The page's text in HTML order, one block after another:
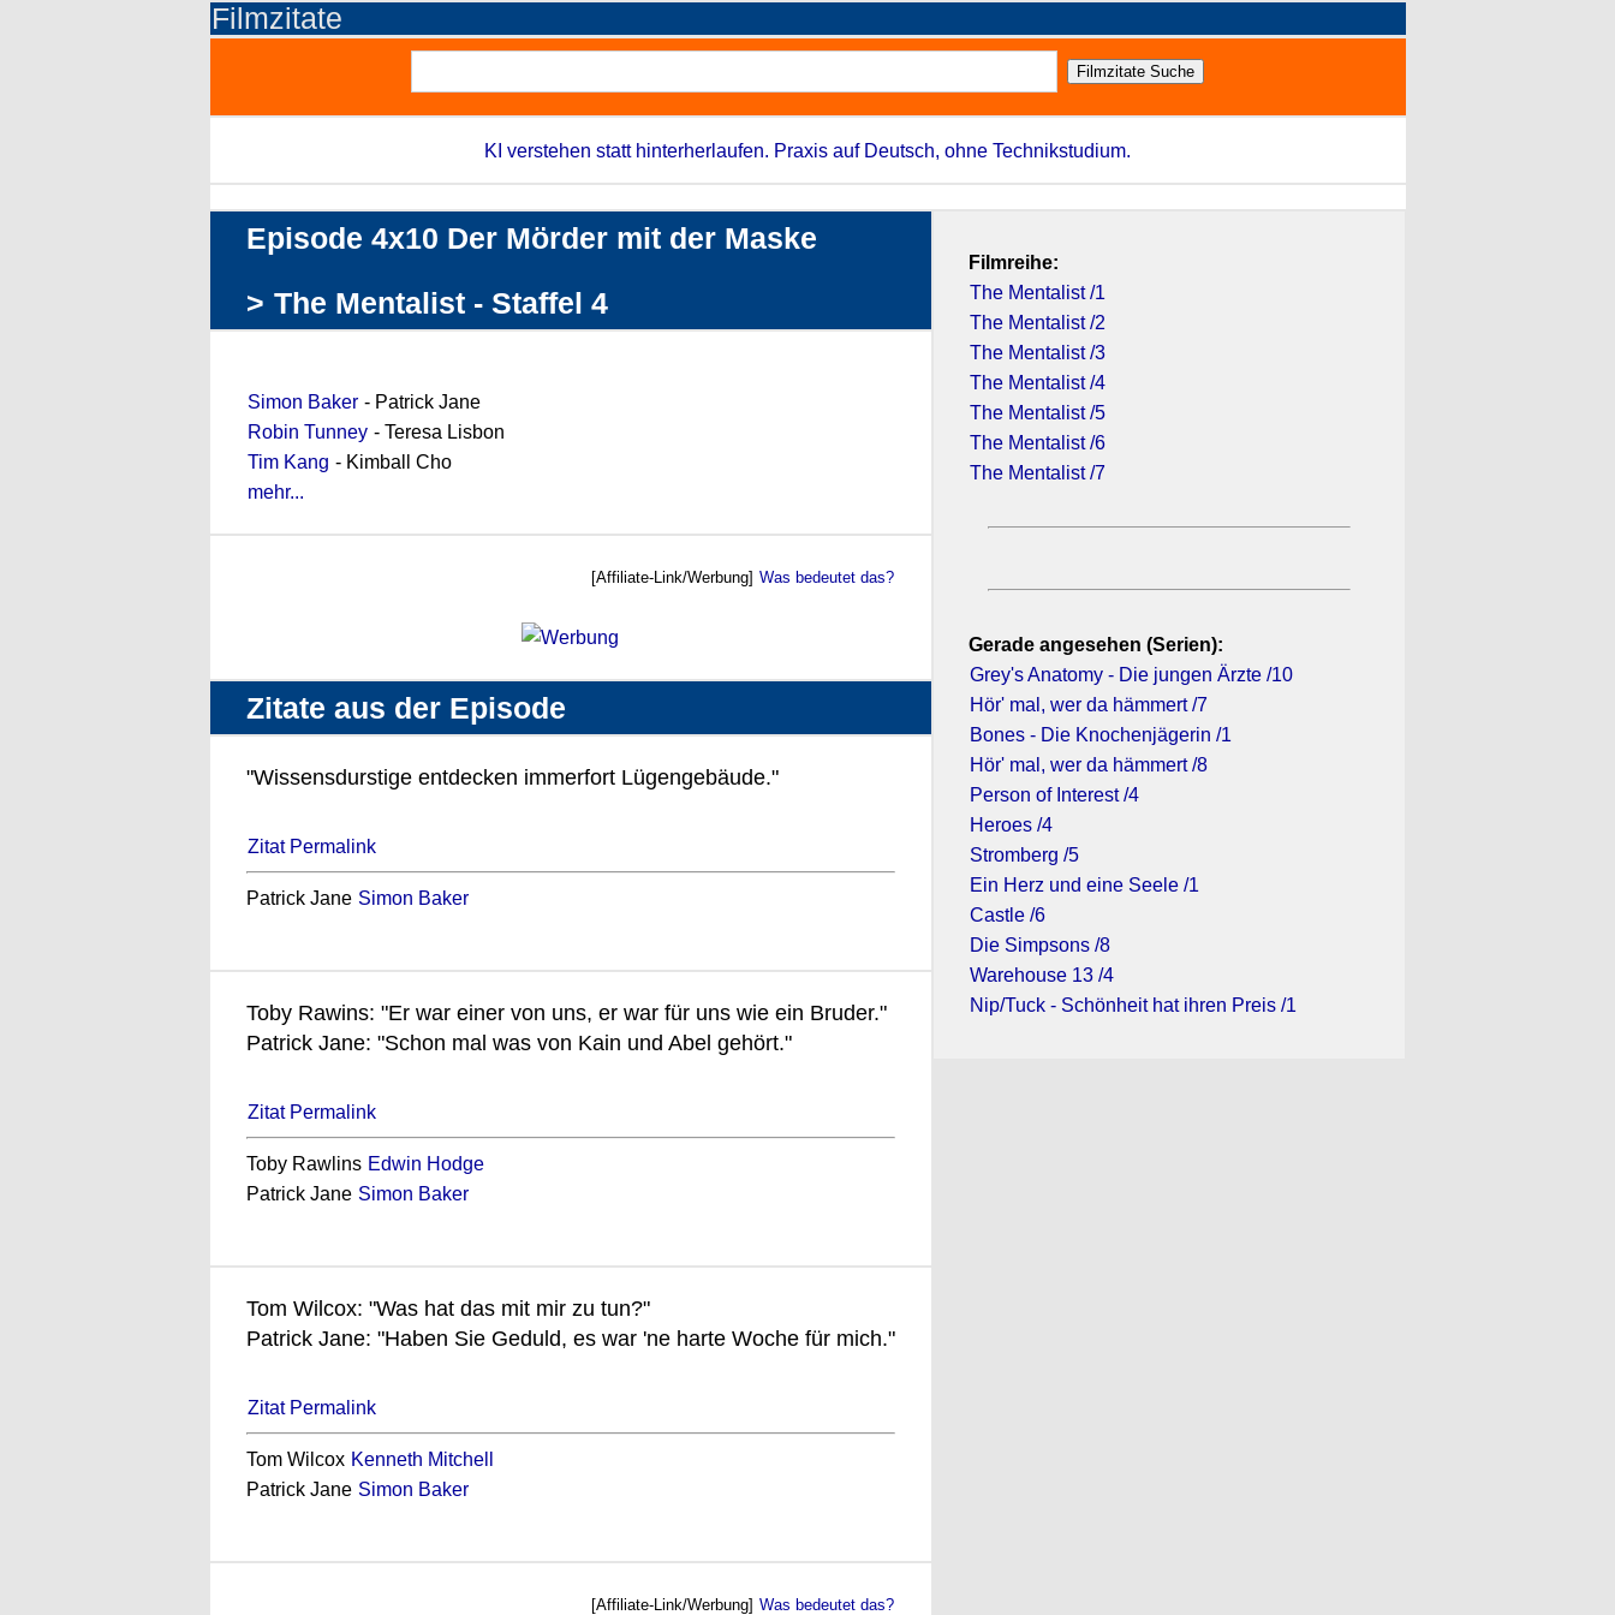
Filmzitate
KI verstehen statt hinterherlaufen. Praxis auf Deutsch, ohne Technikstudium.
Episode 4x10 Der Mörder mit der Maske
> The Mentalist - Staffel 4
Simon Baker - Patrick Jane
Robin Tunney - Teresa Lisbon
Tim Kang - Kimball Cho
mehr...
[Affiliate-Link/Werbung] Was bedeutet das?
Zitate aus der Episode
"Wissensdurstige entdecken immerfort Lügengebäude."
Zitat Permalink
Patrick Jane Simon Baker
Toby Rawins: "Er war einer von uns, er war für uns wie ein Bruder."
Patrick Jane: "Schon mal was von Kain und Abel gehört."
Zitat Permalink
Toby Rawlins Edwin Hodge
Patrick Jane Simon Baker
Tom Wilcox: "Was hat das mit mir zu tun?"
Patrick Jane: "Haben Sie Geduld, es war 'ne harte Woche für mich."
Zitat Permalink
Tom Wilcox Kenneth Mitchell
Patrick Jane Simon Baker
[Affiliate-Link/Werbung] Was bedeutet das?
Filmreihe:
The Mentalist /1
The Mentalist /2
The Mentalist /3
The Mentalist /4
The Mentalist /5
The Mentalist /6
The Mentalist /7
Gerade angesehen (Serien):
Grey's Anatomy - Die jungen Ärzte /10
Hör' mal, wer da hämmert /7
Bones - Die Knochenjägerin /1
Hör' mal, wer da hämmert /8
Person of Interest /4
Heroes /4
Stromberg /5
Ein Herz und eine Seele /1
Castle /6
Die Simpsons /8
Warehouse 13 /4
Nip/Tuck - Schönheit hat ihren Preis /1